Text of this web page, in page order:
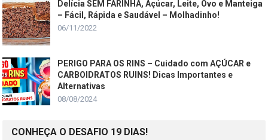
Delícia SEM FARINHA, Açúcar, Leite, Ovo e Manteiga
– Fácil, Rápida e Saudável – Molhadinho!
06/11/2022
PERIGO PARA OS RINS – Cuidado com AÇÚCAR e
CARBOIDRATOS RUINS! Dicas Importantes e
Alternativas
08/08/2024
CONHEÇA O DESAFIO 19 DIAS!